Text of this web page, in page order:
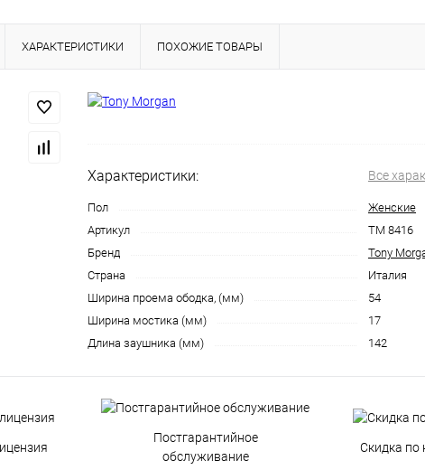
ХАРАКТЕРИСТИКИ ПОХОЖИЕ ТОВАРЫ
Характеристики: Все
Пол
Женские
Артикул
TM 8416
Бренд
Tony
Страна
Италия
Ширина проема ободка, (мм)
54
Ширина мостика (мм)
17
Длина заушника (мм)
142
Постгарантийное
обслуживание
Скидка по